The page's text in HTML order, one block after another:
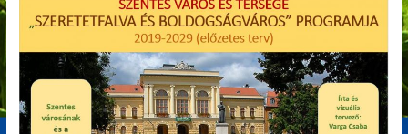
VÁROS
TÉRSÉGE
–
„SZERETETFALVA
ÉS